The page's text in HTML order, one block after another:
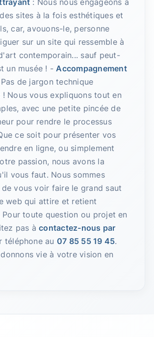
: Nous nous engageons à
sites à la fois esthétiques et
car, avouons-le, personne
sur un site qui ressemble à
contemporain... sauf peut-
un musée ! -Accompagnement
de jargon technique
! Nous vous expliquons tout en
avec une petite pincée de
pour rendre le processus
ce soit pour présenter vos
en ligne, ou simplement
passion, nous avons la
vous faut. Nous sommes
vous voir faire le grand saut
web qui attire et retient
toute question ou projet en
pas àcontactez-nous par
téléphone au 07 85 55 19 45.
vie à votre vision en